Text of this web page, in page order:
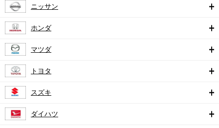
ニッサン
ホンダ
マツダ
トヨタ
スズキ
ダイハツ